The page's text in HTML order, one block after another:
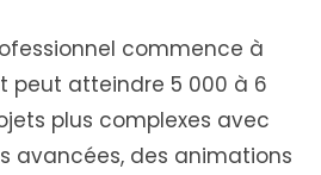
commence à
peut atteindre 5 000 à 6
plus complexes avec
avancées, des animations